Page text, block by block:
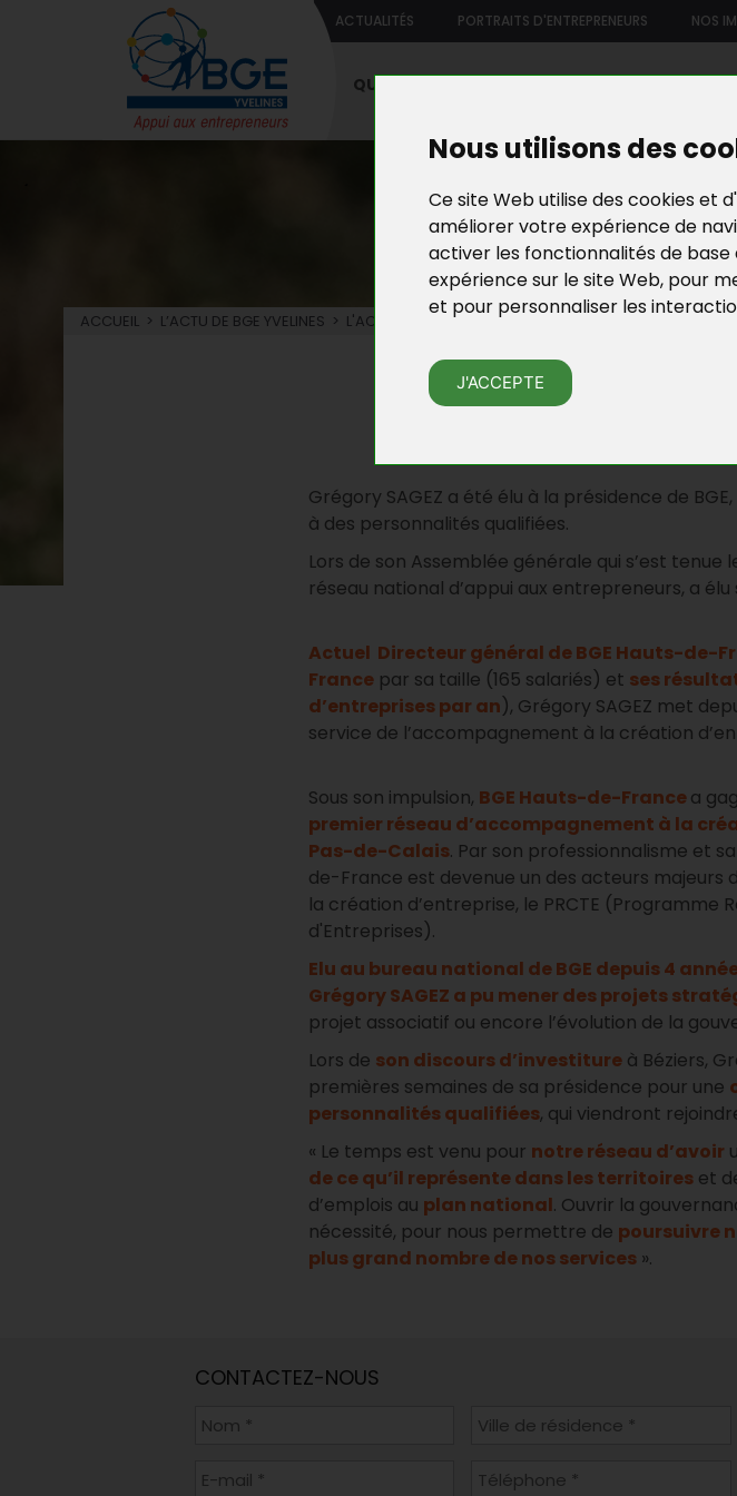
Nous utilisons des
Ce site Web utilise des cookies et
améliorer votre expérience de
activer les fonctionnalités de base
expérience sur le site Web, pour
et pour personnaliser les
J'ACCEPTE
ACTUALITÉS PORTRAITS D'ENTREPRENEURS NOS
QUI SOMMES-NOUS
ACCUEIL > L’ACTU DE BGE YVELINES > L'ACTU DE LA CRÉATION D’ENTREPRISES EN YVELINES
L’ACTU DE
Grégory SAGEZ a été élu à la présidence de
à des personnalités qualifiées.
Lors de son Assemblée générale qui s’est tenue
réseau national d’appui aux entrepreneurs, a élu
Actuel Directeur général de BGE Hauts-de-
France par sa taille (165 salariés) et ses
d’entreprises par an), Grégory SAGEZ met
service de l’accompagnement à la création
Sous son impulsion, BGE Hauts-de-Francea
premier réseau d’accompagnement à la
Pas-de-Calais. Par son professionnalisme et
de-France est devenue un des acteurs majeurs
la création d’entreprise, le PRCTE (Programme
d'Entreprises).
Elu au bureau national de BGE depuis 4
Grégory SAGEZ a pu mener des projets
projet associatif ou encore l’évolution de la
Lors de son discours d’investiture à Béziers,
premières semaines de sa présidence pour une
personnalités qualifiées, qui viendront
« Le temps est venu pour notre réseau d’avoir
de ce qu’il représente dans les territoires et
d’emplois au plan national. Ouvrir la
nécessité, pour nous permettre de poursuivre
plus grand nombre de nos services ».
CONTACTEZ-NOUS